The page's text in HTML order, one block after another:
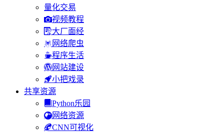
量化交易
视频教程
大厂面经
网络爬虫
程序生活
网站建设
小把戏录
共享资源
Python乐园
网络资源
CNN可视化